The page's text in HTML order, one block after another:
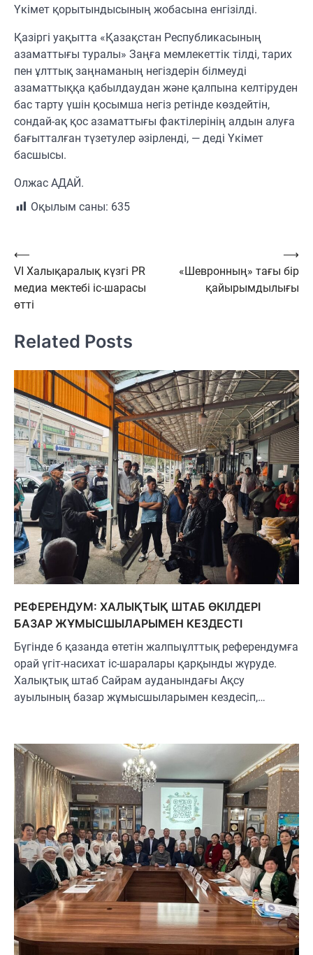
Үкімет қорытындысының жобасына енгізілді.
Қазіргі уақытта «Қазақстан Республикасының
азаматтығы туралы» Заңға мемлекеттік тілді, тарих
пен ұлттық заңнаманың негіздерін білмеуді
азаматтыққа қабылдаудан және қалпына келтіруден
бас тарту үшін қосымша негіз ретінде көздейтін,
сондай-ақ қос азаматтығы фактілерінің алдын алуға
бағытталған түзетулер әзірленді, — деді Үкімет
басшысы.
Олжас АДАЙ.
Оқылым саны: 635
Навигация
по
записям
⟵
VI Халықаралық күзгі PR
медиа мектебі іс-шарасы
өтті
«Шевронның» тағы бір
қайырымдылығы
⟶
Related Posts
РЕФЕРЕНДУМ: ХАЛЫҚТЫҚ ШТАБ ӨКІЛДЕРІ
БАЗАР ЖҰМЫСШЫЛАРЫМЕН КЕЗДЕСТІ
Бүгінде 6 қазанда өтетін жалпыұлттық референдумға
орай үгіт-насихат іс-шаралары қарқынды жүруде.
Халықтық штаб Сайрам ауданындағы Ақсу
ауылының базар жұмысшыларымен кездесіп,…